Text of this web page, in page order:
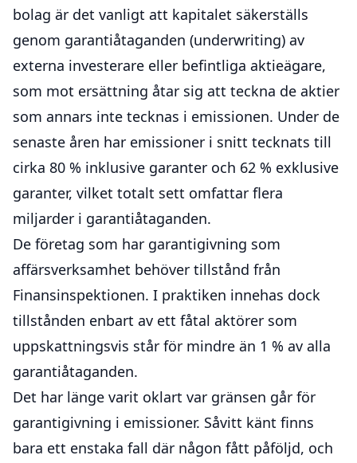
bolag är det vanligt att kapitalet säkerställs
genom garantiåtaganden (underwriting) av
externa investerare eller befintliga aktieägare,
som mot ersättning åtar sig att teckna de aktier
som annars inte tecknas i emissionen. Under de
senaste åren har emissioner i snitt tecknats till
cirka 80 % inklusive garanter och 62 % exklusive
garanter, vilket totalt sett omfattar flera
miljarder i garantiåtaganden.
De företag som har garantigivning som
affärsverksamhet behöver tillstånd från
Finansinspektionen. I praktiken innehas dock
tillstånden enbart av ett fåtal aktörer som
uppskattningsvis står för mindre än 1 % av alla
garantiåtaganden.
Det har länge varit oklart var gränsen går för
garantigivning i emissioner. Såvitt känt finns
bara ett enstaka fall där någon fått påföljd, och